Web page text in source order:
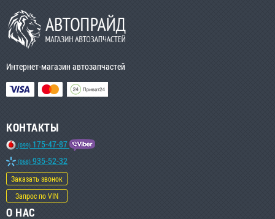
Интернет-магазин автозапчастей
КОНТАКТЫ
(099) 175-47-87
(068) 935-52-32
Заказать звонок
Запрос по VIN
О НАС